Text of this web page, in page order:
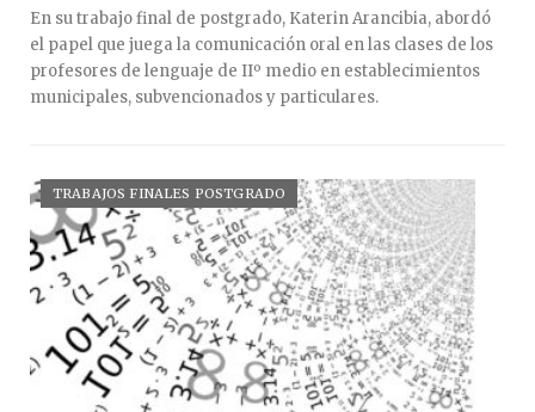
En su trabajo final de postgrado, Katerin Arancibia, abordó
el papel que juega la comunicación oral en las clases de los
profesores de lenguaje de IIº medio en establecimientos
municipales, subvencionados y particulares.
TRABAJOS FINALES POSTGRADO